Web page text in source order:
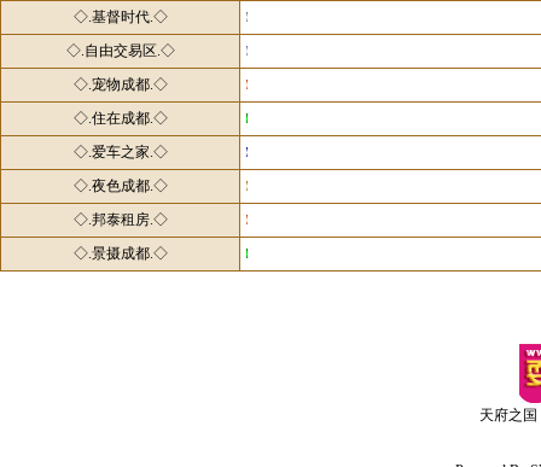
◇.基督时代.◇
◇.自由交易区.◇
◇.宠物成都.◇
◇.住在成都.◇
◇.爱车之家.◇
◇.夜色成都.◇
◇.邦泰租房.◇
◇.景摄成都.◇
天府之